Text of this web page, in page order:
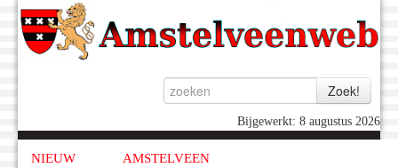
Bijgewerkt: 8 augustus 2026
NIEUW AMSTELVEEN